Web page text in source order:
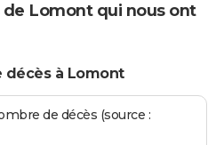
Lomont qui nous ont
décès à Lomont
de décès (source :